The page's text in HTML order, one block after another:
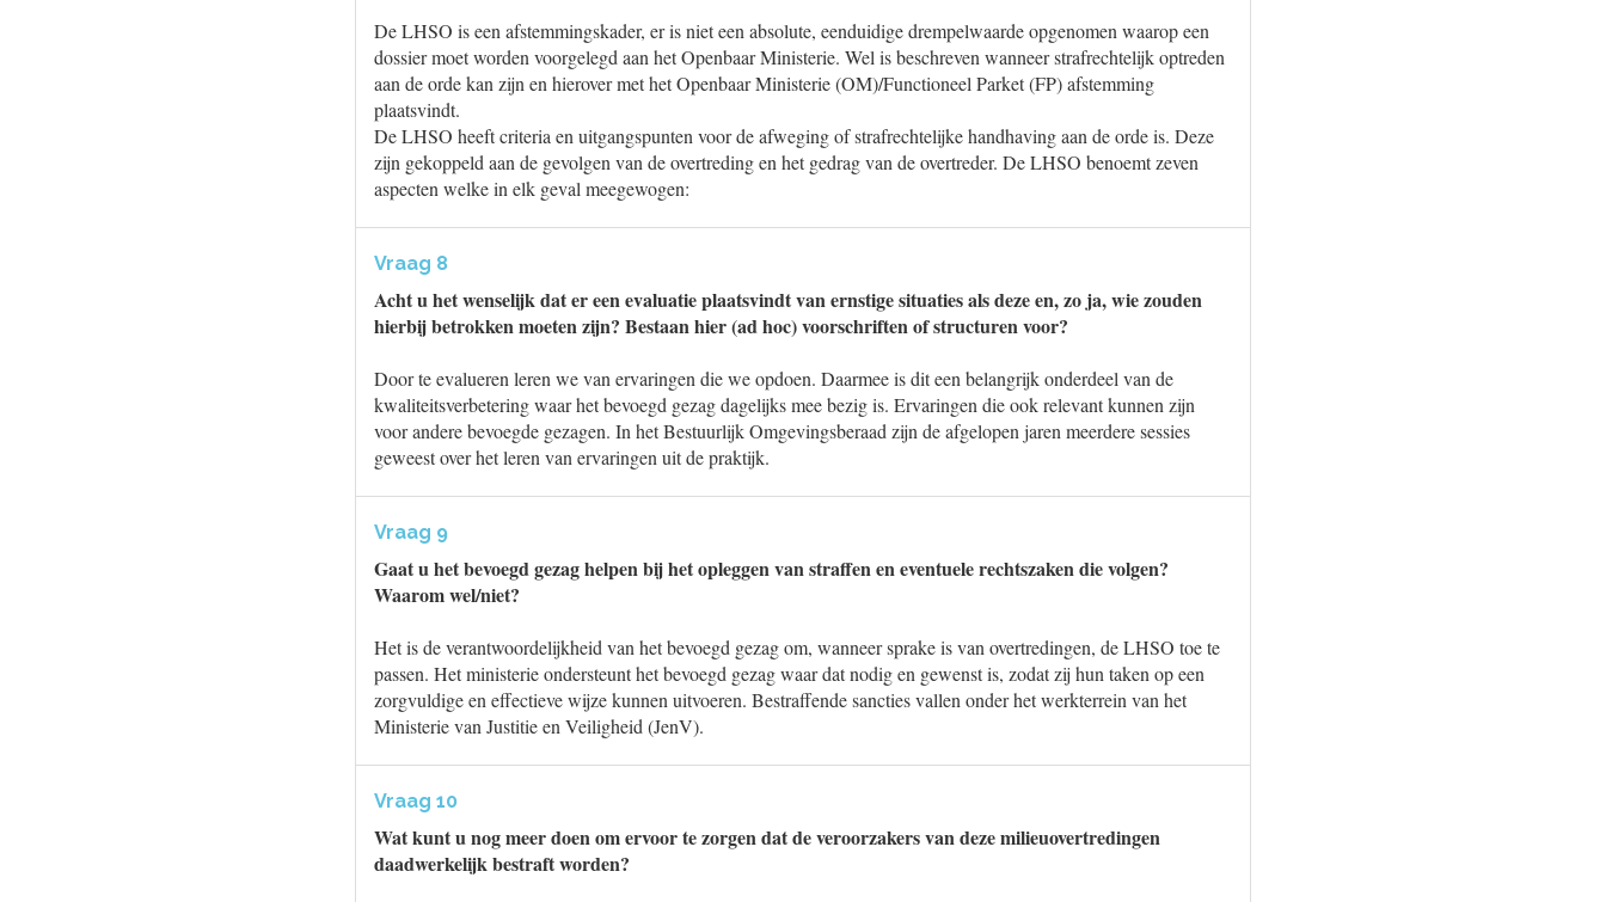
De LHSO is een afstemmingskader, er is niet een absolute, eenduidige drempelwaarde opgenomen waarop een
dossier moet worden voorgelegd aan het Openbaar Ministerie. Wel is beschreven wanneer strafrechtelijk optreden
aan de orde kan zijn en hierover met het Openbaar Ministerie (OM)/Functioneel Parket (FP) afstemming
plaatsvindt.
De LHSO heeft criteria en uitgangspunten voor de afweging of strafrechtelijke handhaving aan de orde is. Deze
zijn gekoppeld aan de gevolgen van de overtreding en het gedrag van de overtreder. De LHSO benoemt zeven
aspecten welke in elk geval meegewogen:
Vraag 8
Acht u het wenselijk dat er een evaluatie plaatsvindt van ernstige situaties als deze en, zo ja, wie zouden
hierbij betrokken moeten zijn? Bestaan hier (ad hoc) voorschriften of structuren voor?
Door te evalueren leren we van ervaringen die we opdoen. Daarmee is dit een belangrijk onderdeel van de
kwaliteitsverbetering waar het bevoegd gezag dagelijks mee bezig is. Ervaringen die ook relevant kunnen zijn
voor andere bevoegde gezagen. In het Bestuurlijk Omgevingsberaad zijn de afgelopen jaren meerdere sessies
geweest over het leren van ervaringen uit de praktijk.
Vraag 9
Gaat u het bevoegd gezag helpen bij het opleggen van straffen en eventuele rechtszaken die volgen?
Waarom wel/niet?
Het is de verantwoordelijkheid van het bevoegd gezag om, wanneer sprake is van overtredingen, de LHSO toe te
passen. Het ministerie ondersteunt het bevoegd gezag waar dat nodig en gewenst is, zodat zij hun taken op een
zorgvuldige en effectieve wijze kunnen uitvoeren. Bestraffende sancties vallen onder het werkterrein van het
Ministerie van Justitie en Veiligheid (JenV).
Vraag 10
Wat kunt u nog meer doen om ervoor te zorgen dat de veroorzakers van deze milieuovertredingen
daadwerkelijk bestraft worden?